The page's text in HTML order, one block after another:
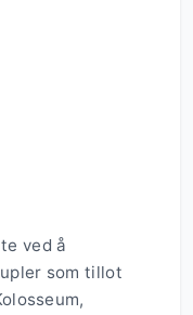
ved å
som tillot